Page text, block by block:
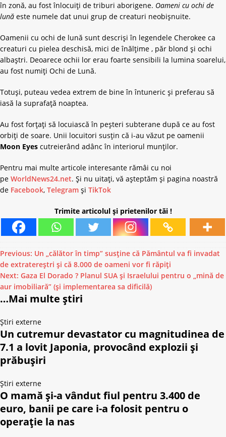
în zonă, au fost înlocuiți de triburi aborigene. Oameni cu ochi de
lună este numele dat unui grup de creaturi neobișnuite.
Oamenii cu ochi de lună sunt descriși în legendele Cherokee ca
creaturi cu pielea deschisă, mici de înălțime , păr blond și ochi
albaștri. Deoarece ochii lor erau foarte sensibili la lumina soarelui,
au fost numiți Ochi de Lună.
Totuși, puteau vedea extrem de bine în întuneric și preferau să
iasă la suprafață noaptea.
Au fost forțați să locuiască în peșteri subterane după ce au fost
orbiți de soare. Unii locuitori susțin că i-au văzut pe oamenii
Moon Eyes cutreierând adânc în interiorul munților.
Pentru mai multe articole interesante rămâi cu noi
pe WorldNews24.net. Și nu uitați, vă așteptăm și pagina noastră
de Facebook, Telegram și TikTok
Trimite articolul și prietenilor tăi !
Previous: Un „călător în timp” susține că Pământul va fi invadat
de extratereștri și că 8.000 de oameni vor fi răpiți
Next: Gaza El Dorado ? Planul SUA și Israelului pentru o „mină de
aur imobiliară” (și implementarea sa dificilă)
…Mai multe știri
Știri externe
Un cutremur devastator cu magnitudinea de
7.1 a lovit Japonia, provocând explozii și
prăbușiri
Știri externe
O mamă și-a vândut fiul pentru 3.400 de
euro, banii pe care i-a folosit pentru o
operație la nas